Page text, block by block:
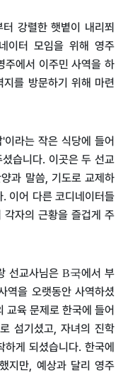
터 강렬한 햇볕이 내리쬐
이터 모임을 위해 영주
주에서 이주민 사역을 하
지를 방문하기 위해 마련
'이라는 작은 식당에 들어
셨습니다. 이곳은 두 선교
과 말씀, 기도로 교제하
. 이어 다른 코디네이터들
각자의 근황을 즐겁게 주
선교사님은 B국에서 부
역을 오랫동안 사역하셨
교육 문제로 한국에 들어
섬기셨고 ,자녀의 진학
하게 되셨습니다.한국에
지만 예상과 달리 영주